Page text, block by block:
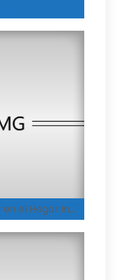
Aprender con amor en el Hogar Integral de Espinal